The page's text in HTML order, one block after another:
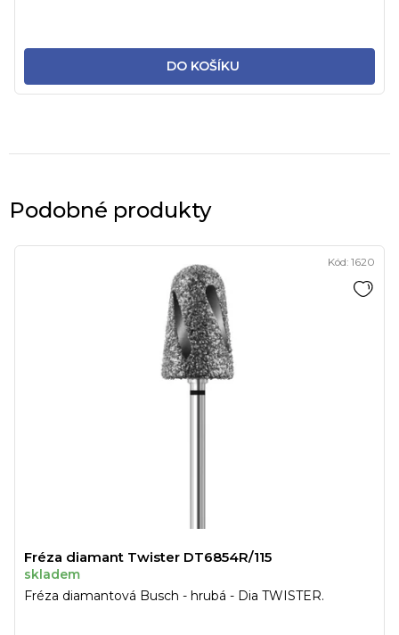
DO KOŠÍKU
Podobné produkty
Fréza diamant Twister DT6854R/115
skladem
Fréza diamantová Busch - hrubá - Dia TWISTER.
Kód: 1620